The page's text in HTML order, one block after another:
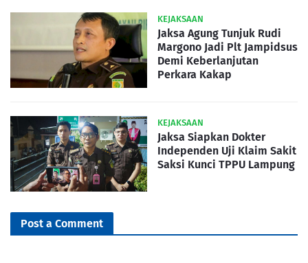
KEJAKSAAN
Jaksa Agung Tunjuk Rudi
Margono Jadi Plt Jampidsus
Demi Keberlanjutan
Perkara Kakap
KEJAKSAAN
Jaksa Siapkan Dokter
Independen Uji Klaim Sakit
Saksi Kunci TPPU Lampung
Post a Comment